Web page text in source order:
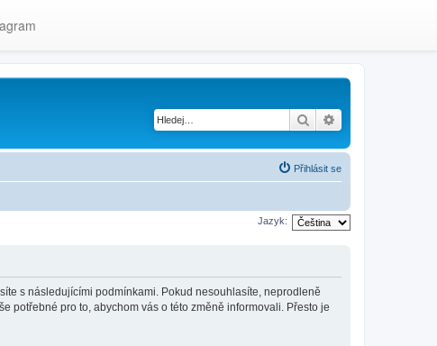
Hledat
Přihlásit se
Jazyk:
s následujícími podmínkami. Pokud nesouhlasíte, neprodleně
potřebné pro to, abychom vás o této změně informovali. Přesto je